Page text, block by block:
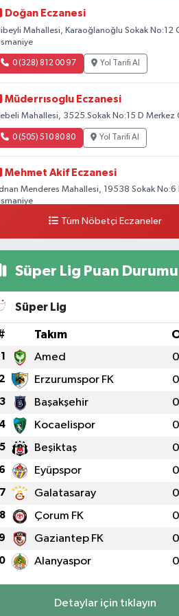
Doğan Eczanesi
Mahallesi, Karaoğlanoğlu Sokak No:12
0 (328) 812 00 97 Yol Tarifi Al
Müderrısoglu Eczanesi
Mahallesi, 3525.Sokak No:15 D Merkez
0 (505) 510 80 80 Yol Tarifi Al
Mehmet Akif Eczanesi
Menderes Mahallesi, 19538 Sokak No:6
0 (328) 802 58 00 Yol Tarifi Al
Tüm Nöbetçi Eczaneler
Süper Lig Puan Durumu
Süper Lig
Takım
1 Amed 0
2 Erzurumspor FK 0
3 Başakşehir 0
4 Kocaelispor 0
5 Beşiktaş 0
6 Eyüpspor 0
7 Galatasaray 0
8 Çorum FK 0
9 Gaziantep FK 0
Alanyaspor 0
Detaylar için tıklayın